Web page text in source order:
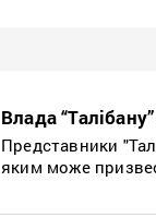
Влада
Представники
яким може